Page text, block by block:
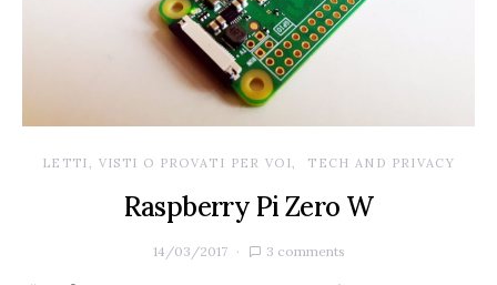
LETTI, VISTI O PROVATI PER VOI TECH AND PRIVACY
Raspberry Pi Zero W
14/03/2017 3 comments